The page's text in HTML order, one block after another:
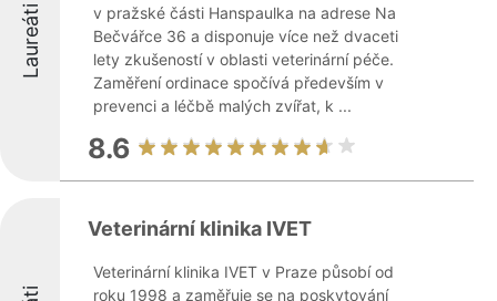
Laureáti
v pražské části Hanspaulka na adrese Na
Bečvářce 36 a disponuje více než dvaceti
lety zkušeností v oblasti veterinární péče.
Zaměření ordinace spočívá především v
prevenci a léčbě malých zvířat, k ...
8.6
Veterinární klinika IVET
Veterinární klinika IVET v Praze působí od
roku 1998 a zaměřuje se na poskytování